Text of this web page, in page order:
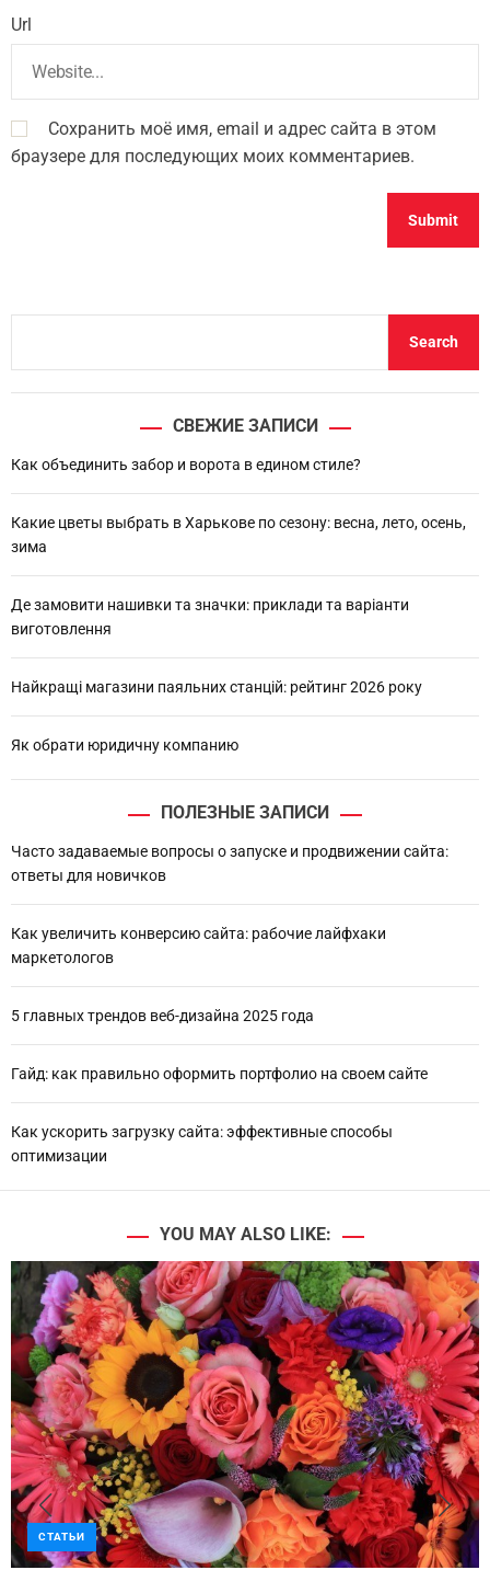
Url
Сохранить моё имя, email и адрес сайта в этом
браузере для последующих моих комментариев.
h
Search
СВЕЖИЕ ЗАПИСИ
Как объединить забор и ворота в едином стиле?
Какие цветы выбрать в Харькове по сезону: весна, лето, осень,
зима
Де замовити нашивки та значки: приклади та варіанти
виготовлення
Найкращі магазини паяльних станцій: рейтинг 2026 року
Як обрати юридичну компанию
ПОЛЕЗНЫЕ ЗАПИСИ
Часто задаваемые вопросы о запуске и продвижении сайта:
ответы для новичков
Как увеличить конверсию сайта: рабочие лайфхаки
маркетологов
5 главных трендов веб-дизайна 2025 года
Гайд: как правильно оформить портфолио на своем сайте
Как ускорить загрузку сайта: эффективные способы
оптимизации
YOU MAY ALSO LIKE:
СТАТЬИ